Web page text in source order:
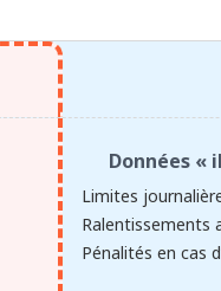
Données «
Limites
Ralentissements
Pénalités en cas